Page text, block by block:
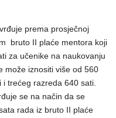
prema prosječnoj
bruto II plaće mentora koji
za učenike na naukovanju
može iznositi više od 560
trećeg razreda 640 sati.
se na način da se
rada iz bruto II plaće